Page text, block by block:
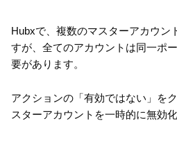
Hubxで、複数のマスターアカウン
すが、全てのアカウントは同一ポ
要があります。
アクションの「有効ではない」を
スターアカウントを一時的に無効化